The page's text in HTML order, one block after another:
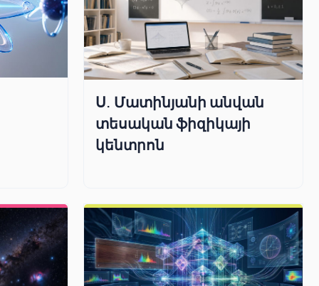
Ս. Մատինյանի անվան
տեսական ֆիզիկայի
կենտրոն